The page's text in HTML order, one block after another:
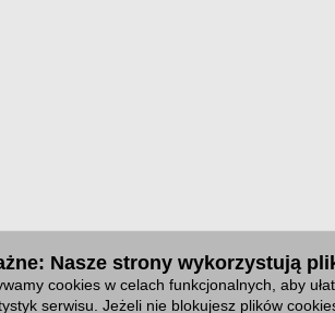
Nasze strony wykorzystują
cookies w celach funkcjonalnych, aby
serwisu. Jeżeli nie blokujesz plików